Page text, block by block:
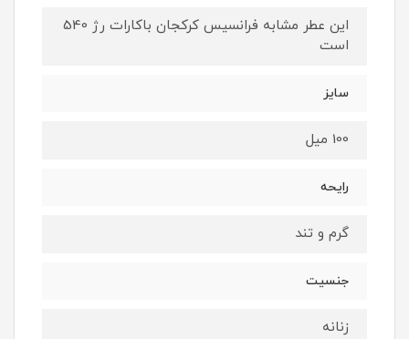
این عطر مشابه فرانسیس کرکجان باکارات رژ 540
است
سایز
100 میل
رایحه
گرم و تند
جنسیت
زنانه